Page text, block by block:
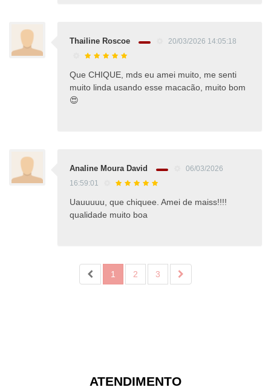
Thailine Roscoe 20/03/2026 14:05:18
Que CHIQUE, mds eu amei muito, me senti
muito linda usando esse macacão, muito bom
😍
Analine Moura David
06/03/2026
16:59:01
Uauuuuu, que chiquee. Amei de maiss!!!!
qualidade muito boa
1 2 3
ATENDIMENTO